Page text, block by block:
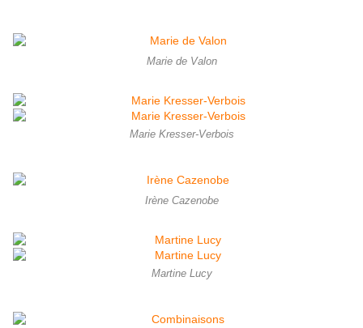
Marie de Valon
Marie Kresser-Verbois
Irène Cazenobe
Martine Lucy